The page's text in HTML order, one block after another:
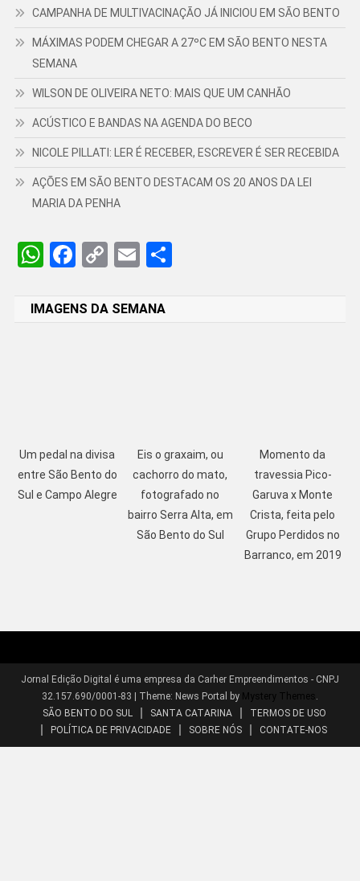
CAMPANHA DE MULTIVACINAÇÃO JÁ INICIOU EM SÃO BENTO
MÁXIMAS PODEM CHEGAR A 27ºC EM SÃO BENTO NESTA
SEMANA
WILSON DE OLIVEIRA NETO: MAIS QUE UM CANHÃO
ACÚSTICO E BANDAS NA AGENDA DO BECO
NICOLE PILLATI: LER É RECEBER, ESCREVER É SER RECEBIDA
AÇÕES EM SÃO BENTO DESTACAM OS 20 ANOS DA LEI
MARIA DA PENHA
WhatsApp
Facebook
CopyEmailShare
IMAGENS DA SEMANA
Um pedal na divisa
entre São Bento do
Sul e Campo Alegre
Eis o graxaim, ou
cachorro do mato,
fotografado no
bairro Serra Alta, em
São Bento do Sul
Momento da
travessia Pico-
Garuva x Monte
Crista, feita pelo
Grupo Perdidos no
Barranco, em 2019
Jornal Edição Digital é uma empresa da Carher Empreendimentos - CNPJ
32.157.690/0001-83
Theme: News Portal by Mystery Themes .
SÃO BENTO DO SUL
SANTA CATARINA
TERMOS DE USO
POLÍTICA DE PRIVACIDADE
SOBRE NÓS CONTATE-NOS